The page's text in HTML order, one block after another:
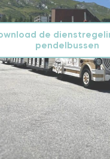
de
pendelbussen